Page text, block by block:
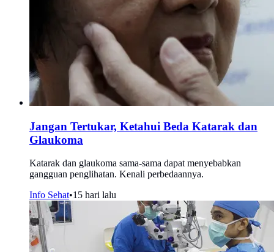
Jangan Tertukar, Ketahui Beda Katarak dan
Glaukoma
Katarak dan glaukoma sama-sama dapat menyebabkan
gangguan penglihatan. Kenali perbedaannya.
Info Sehat•15 hari lalu